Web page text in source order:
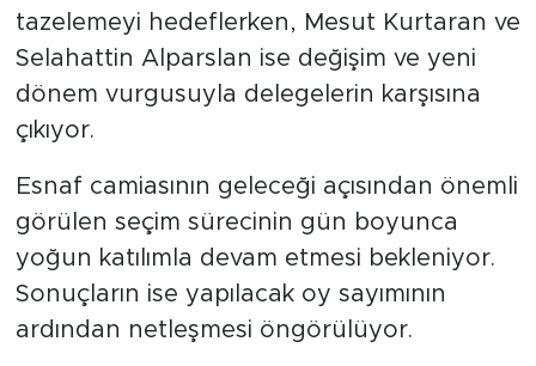
tazelemeyi hedeflerken, Mesut Kurtaran ve
Selahattin Alparslan ise değişim ve yeni
dönem vurgusuyla delegelerin karşısına
çıkıyor.
Esnaf camiasının geleceği açısından önemli
görülen seçim sürecinin gün boyunca
yoğun katılımla devam etmesi bekleniyor.
Sonuçların ise yapılacak oy sayımının
ardından netleşmesi öngörülüyor.